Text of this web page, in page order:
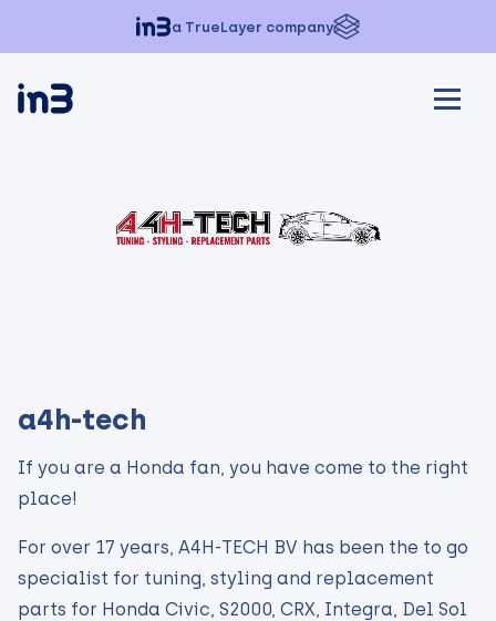
a TrueLayer company
a4h-tech
If you are a Honda fan, you have come to the right
place!
For over 17 years, A4H-TECH BV has been the to go
specialist for tuning, styling and replacement
parts for Honda Civic, S2000, CRX, Integra, Del Sol